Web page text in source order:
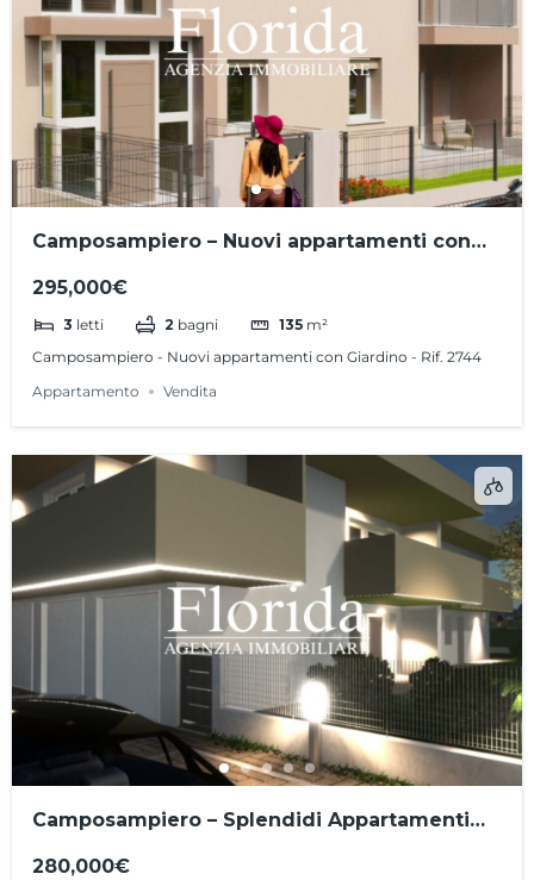
Camposampiero – Nuovi appartamenti con
295,000€
3 letti 2 bagni 135 m²
Camposampiero - Nuovi appartamenti con Giardino - Rif. 2744
Appartamento
Vendita
Camposampiero – Splendidi Appartamenti
280,000€